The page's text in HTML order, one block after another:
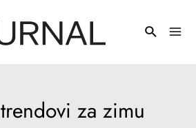
za zimu